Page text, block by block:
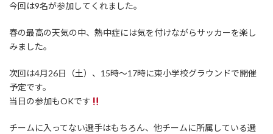
今回は9名が参加してくれました。
春の最高の天気の中、熱中症には気を付けながらサッカーを楽し
みました。
次回は4月26日（土）、15時〜17時に東小学校グラウンドで開催
予定です。
当日の参加もOKです
チームに入ってない選手はもちろん、他チームに所属している選